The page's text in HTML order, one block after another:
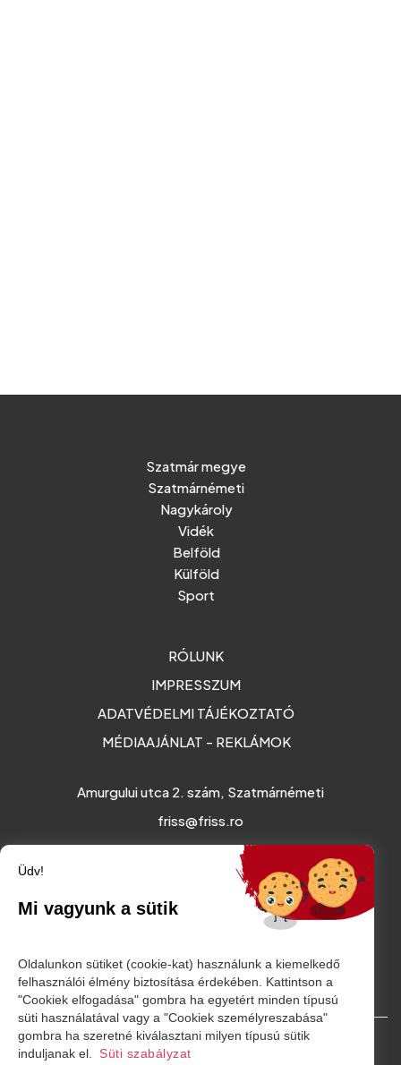
Szatmár megye
Szatmárnémeti
Nagykároly
Vidék
Belföld
Külföld
Sport
RÓLUNK
IMPRESSZUM
ADATVÉDELMI TÁJÉKOZTATÓ
MÉDIAAJÁNLAT - REKLÁMOK
Amurgului utca 2. szám, Szatmárnémeti
friss@friss.ro
© Minden jog fenntartva. 2026
Üdv!
Mi vagyunk a sütik
Oldalunkon sütiket (cookie-kat) használunk a kiemelkedő
felhasználói élmény biztosítása érdekében. Kattintson a
"Cookiek elfogadása" gombra ha egyetért minden típusú
süti használatával vagy a "Cookiek személyreszabása"
gombra ha szeretné kiválasztani milyen típusú sütik
induljanak el.
Süti szabályzat